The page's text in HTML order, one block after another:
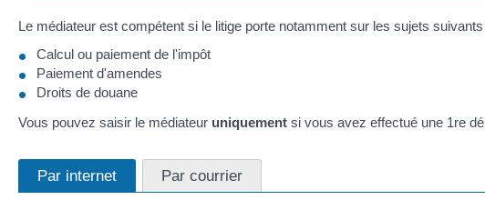
Le médiateur est compétent si le litige porte notamment sur les sujets suivants
Calcul ou paiement de l'impôt
Paiement d'amendes
Droits de douane
Vous pouvez saisir le médiateur uniquement si vous avez effectué une 1re
Par internet Par courrier